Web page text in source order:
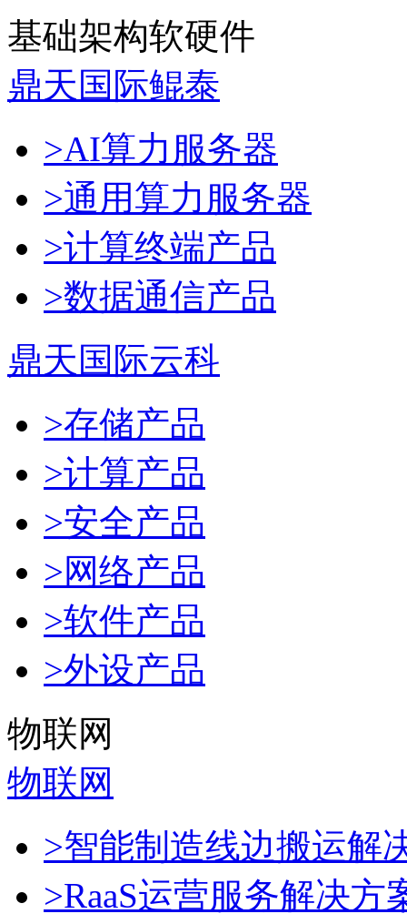
基础架构软硬件
鼎天国际鲲泰
>AI算力服务器
>通用算力服务器
>计算终端产品
>数据通信产品
鼎天国际云科
>存储产品
>计算产品
>安全产品
>网络产品
>软件产品
>外设产品
物联网
物联网
>智能制造线边搬运解
>RaaS运营服务解决方